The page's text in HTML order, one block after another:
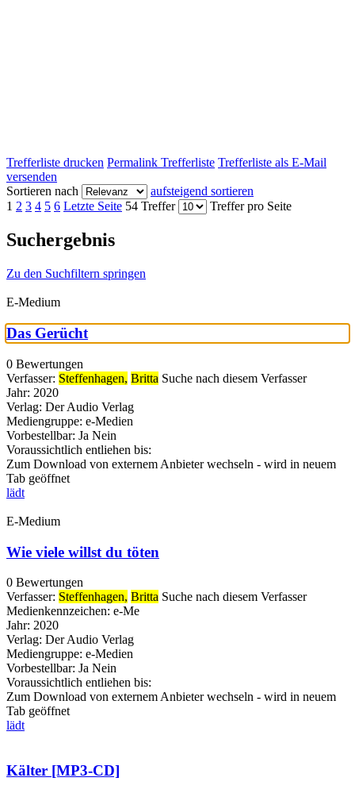
Trefferliste drucken Permalink Trefferliste Trefferliste als E-Mail
versenden
Sortieren nach
aufsteigend sortieren
1 2 3 4 5 6 Letzte Seite 54 Treffer Treffer pro Seite
Suchergebnis
Zu den Suchfiltern springen
E-Medium
Das Gerücht
0 Bewertungen
Verfasser: Steffenhagen, Britta Suche nach diesem Verfasser
Jahr: 2020
Verlag: Der Audio Verlag
Mediengruppe: e-Medien
Vorbestellbar: Ja Nein
Voraussichtlich entliehen bis:
Zum Download von externem Anbieter wechseln - wird in neuem
Tab geöffnet
lädt
E-Medium
Wie viele willst du töten
0 Bewertungen
Verfasser: Steffenhagen, Britta Suche nach diesem Verfasser
Medienkennzeichen: e-Me
Jahr: 2020
Verlag: Der Audio Verlag
Mediengruppe: e-Medien
Vorbestellbar: Ja Nein
Voraussichtlich entliehen bis:
Zum Download von externem Anbieter wechseln - wird in neuem
Tab geöffnet
lädt
Kälter [MP3-CD]